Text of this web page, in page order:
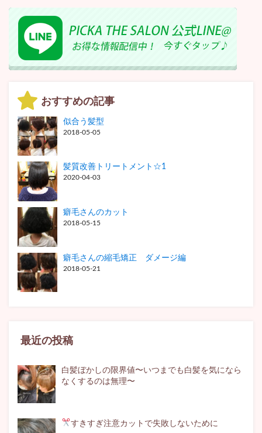
おすすめの記事
似合う髪型
2018-05-05
髪質改善トリートメント☆1
2020-04-03
癖毛さんのカット
2018-05-15
癖毛さんの縮毛矯正 ダメージ編
2018-05-21
最近の投稿
白髪ぼかしの限界値〜いつまでも白髪を気になら
なくするのは無理〜
すきすぎ注意カットで失敗しないために